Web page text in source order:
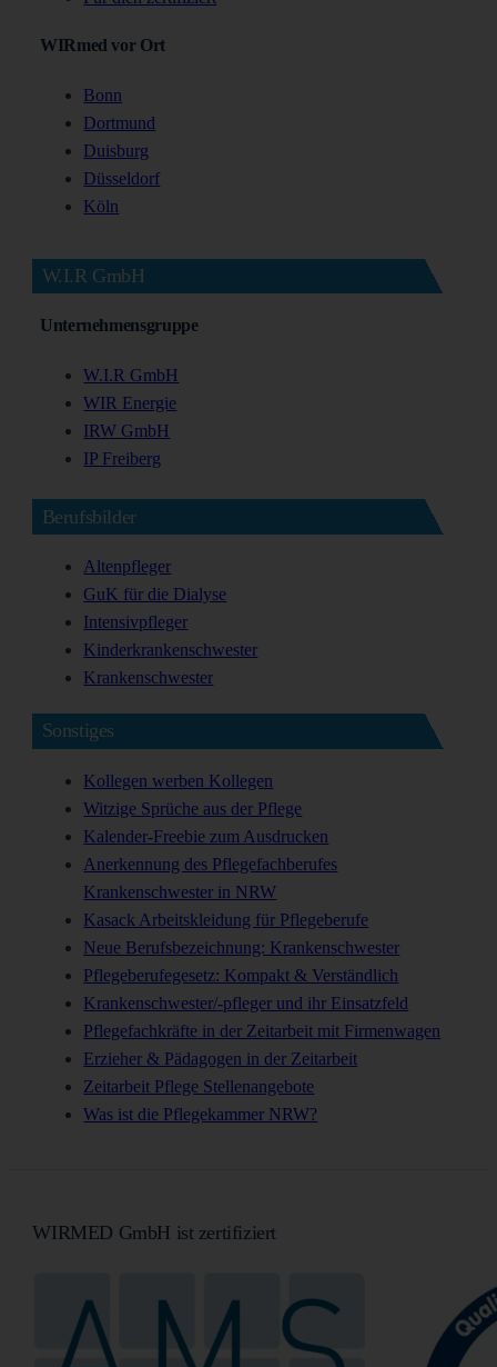
WIRmed vor Ort
Bonn
Dortmund
Duisburg
Düsseldorf
Köln
W.I.R GmbH
Unternehmensgruppe
W.I.R GmbH
WIR Energie
IRW GmbH
IP Freiberg
Berufsbilder
Altenpfleger
GuK für die Dialyse
Intensivpfleger
Kinderkrankenschwester
Krankenschwester
Sonstiges
Kollegen werben Kollegen
Witzige Sprüche aus der Pflege
Kalender-Freebie zum Ausdrucken
Anerkennung des Pflegefachberufes
Krankenschwester in NRW
Kasack Arbeitskleidung für Pflegeberufe
Neue Berufsbezeichnung: Krankenschwester
Pflegeberufegesetz: Kompakt & Verständlich
Krankenschwester/-pfleger und ihr Einsatzfeld
Pflegefachkräfte in der Zeitarbeit mit Firmenwagen
Erzieher & Pädagogen in der Zeitarbeit
Zeitarbeit Pflege Stellenangebote
Was ist die Pflegekammer NRW?
WIRMED GmbH ist zertifiziert